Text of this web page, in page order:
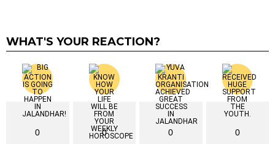
WHAT'S YOUR REACTION?
0 0 0 0